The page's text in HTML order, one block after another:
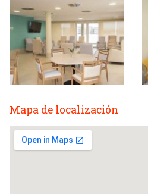
Mapa de localización